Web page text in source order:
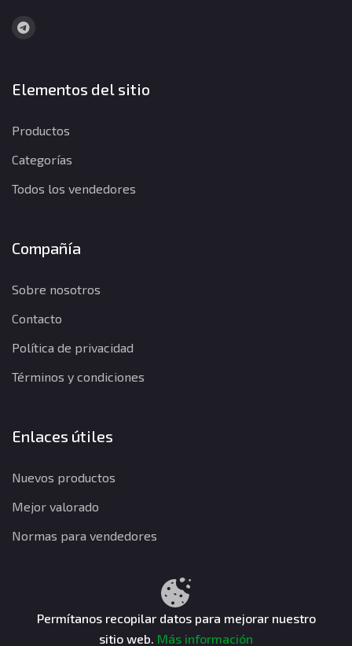
Elementos del sitio
Productos
Categorías
Todos los vendedores
Compañía
Sobre nosotros
Contacto
Política de privacidad
Términos y condiciones
Enlaces útiles
Nuevos productos
Mejor valorado
Normas para vendedores
Términos y condiciones
CuentasGO © 2026. Todos los derechos reservados.
Permítanos recopilar datos para mejorar nuestro
sitio web. Más información